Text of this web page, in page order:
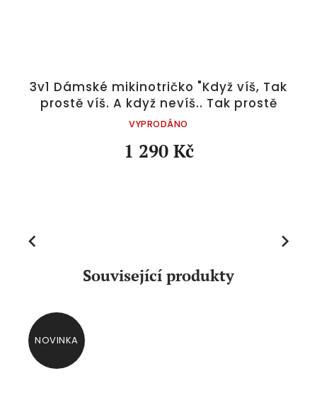
3v1 Dámské mikinotričko "Když víš, Tak
prostě víš. A když nevíš.. Tak prostě
nevíš" | modrá
VYPRODÁNO
1 290 Kč
Související produkty
Previous
NOVINKA
Next